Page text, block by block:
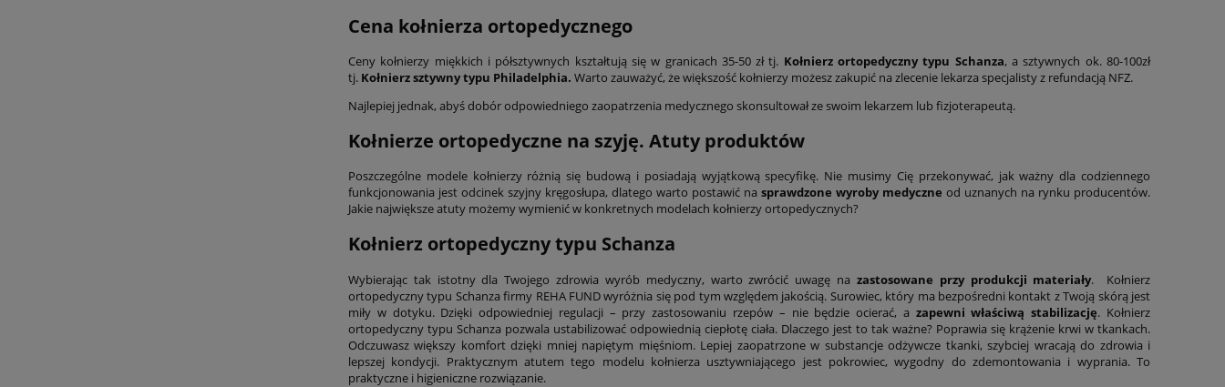
Cena kołnierza ortopedycznego
Ceny kołnierzy miękkich i półsztywnych kształtują się w granicach 35-50 zł tj. Kołnierz ortopedyczny typu Schanza, a sztywnych ok. 80-100zł
tj. Kołnierz sztywny typu Philadelphia. Warto zauważyć, że większość kołnierzy możesz zakupić na zlecenie lekarza specjalisty z refundacją NFZ.
Najlepiej jednak, abyś dobór odpowiedniego zaopatrzenia medycznego skonsultował ze swoim lekarzem lub fizjoterapeutą.
Kołnierze ortopedyczne na szyję. Atuty produktów
Poszczególne modele kołnierzy różnią się budową i posiadają wyjątkową specyfikę. Nie musimy Cię przekonywać, jak ważny dla codziennego
funkcjonowania jest odcinek szyjny kręgosłupa, dlatego warto postawić na sprawdzone wyroby medyczne od uznanych na rynku producentów.
Jakie największe atuty możemy wymienić w konkretnych modelach kołnierzy ortopedycznych?
Kołnierz ortopedyczny typu Schanza
Wybierając tak istotny dla Twojego zdrowia wyrób medyczny, warto zwrócić uwagę na zastosowane przy produkcji materiały. Kołnierz
ortopedyczny typu Schanza firmy REHA FUND wyróżnia się pod tym względem jakością. Surowiec, który ma bezpośredni kontakt z Twoją skórą jest
miły w dotyku. Dzięki odpowiedniej regulacji – przy zastosowaniu rzepów – nie będzie ocierać, a zapewni właściwą stabilizację. Kołnierz
ortopedyczny typu Schanza pozwala ustabilizować odpowiednią ciepłotę ciała. Dlaczego jest to tak ważne? Poprawia się krążenie krwi w tkankach.
Odczuwasz większy komfort dzięki mniej napiętym mięśniom. Lepiej zaopatrzone w substancje odżywcze tkanki, szybciej wracają do zdrowia i
lepszej kondycji. Praktycznym atutem tego modelu kołnierza usztywniającego jest pokrowiec, wygodny do zdemontowania i wyprania. To
praktyczne i higieniczne rozwiązanie.